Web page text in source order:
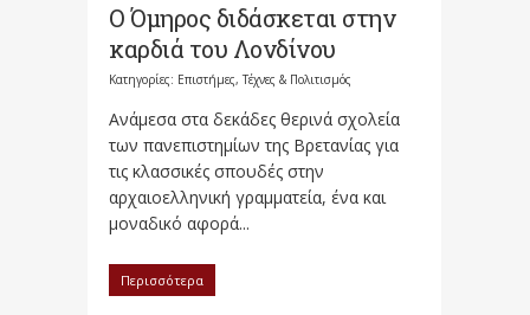
Ο Όμηρος διδάσκεται στην
καρδιά του Λονδίνου
Κατηγορίες: Επιστήμες, Τέχνες & Πολιτισμός
Ανάμεσα στα δεκάδες θερινά σχολεία
των πανεπιστημίων της Βρετανίας για
τις κλασσικές σπουδές στην
αρχαιοελληνική γραμματεία, ένα και
μοναδικό αφορά...
Περισσότερα